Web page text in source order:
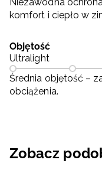
Niezawodna
komfort i ciepło w
Objętość
Ultralight
Średnia objętość –
obciążenia.
Zobacz